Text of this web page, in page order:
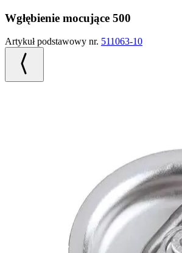
Wgłębienie mocujące 500
Artykuł podstawowy nr. 511063-10